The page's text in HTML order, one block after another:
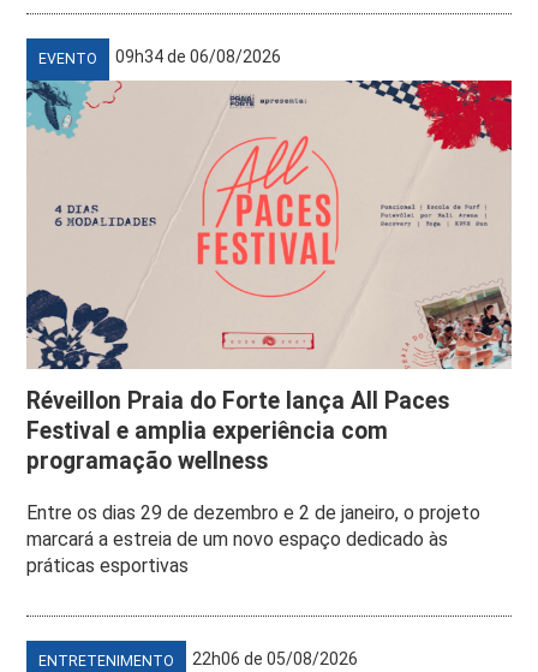
EVENTO 09h34 de 06/08/2026
Réveillon Praia do Forte lança All Paces
Festival e amplia experiência com
programação wellness
Entre os dias 29 de dezembro e 2 de janeiro, o projeto
marcará a estreia de um novo espaço dedicado às
práticas esportivas
ENTRETENIMENTO 22h06 de 05/08/2026